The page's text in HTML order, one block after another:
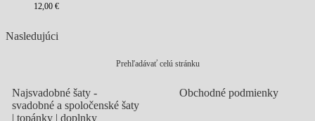
12,00 €
Nasledujúci
Prehľadávať celú stránku
Najsvadobné šaty -
svadobné a spoločenské šaty
| topánky | doplnky
Obchodné podmienky